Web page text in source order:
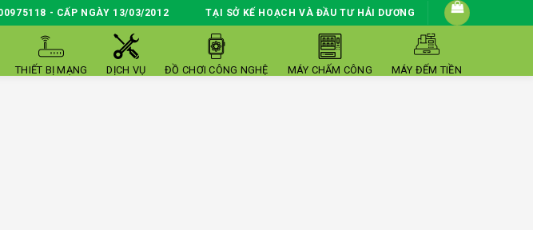
- CẤP NGÀY 13/03/2012 TẠI SỞ KẾ HOẠCH VÀ ĐẦU TƯ HẢI DƯƠNG
THIẾT BỊ MẠNG DỊCH VỤ ĐỒ CHƠI CÔNG NGHỆ MÁY CHẤM CÔNG MÁY ĐẾM TIỀN